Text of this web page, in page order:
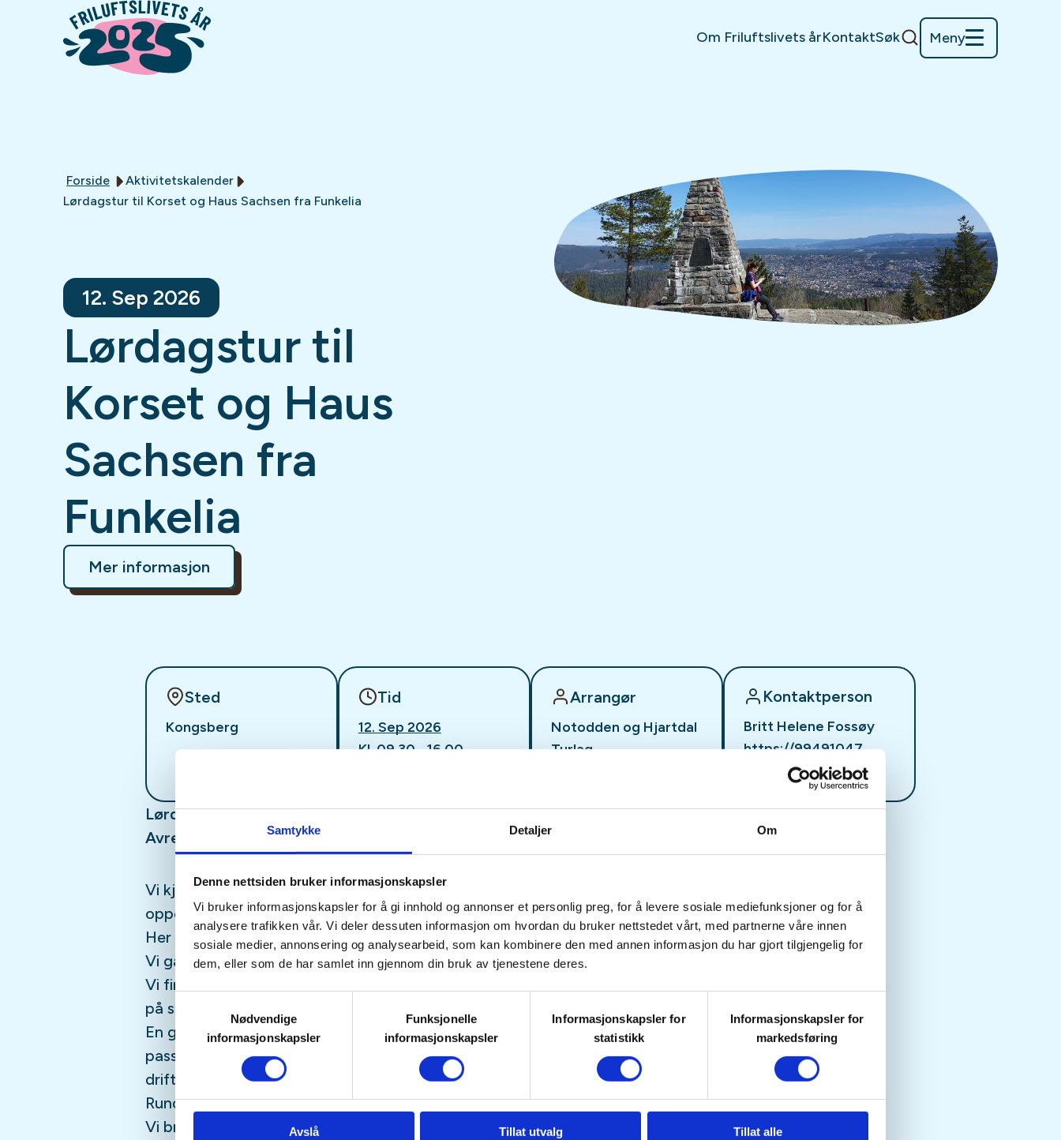
Samtykke Detaljer Om
Denne nettsiden bruker informasjonskapsler
Vi bruker informasjonskapsler for å gi innhold og annonser et personlig preg, for å levere sosiale mediefunksjoner og for å
analysere trafikken vår. Vi deler dessuten informasjon om hvordan du bruker nettstedet vårt, med partnerne våre innen
sosiale medier, annonsering og analysearbeid, som kan kombinere den med annen informasjon du har gjort tilgjengelig for
dem, eller som de har samlet inn gjennom din bruk av tjenestene deres.
Nødvendige
informasjonskapsler
Funksjonelle
informasjonskapsler
Informasjonskapsler for
statistikk
Informasjonskapsler for
markedsføring
Avslå Tillat utvalg Tillat alle
Om Friluftslivets årKontaktSøk Meny
Forside
Aktivitetskalender
Lørdagstur til Korset og Haus Sachsen fra Funkelia
12. Sep 2026
Lørdagstur til
Korset og Haus
Sachsen fra
Funkelia
Mer informasjon
Sted
Kongsberg
Tid
12. Sep 2026
Kl. 09.30 - 16.00
Arrangør
Notodden og Hjartdal
Turlag
Kontaktperson
Britt Helene Fossøy
https://99491047
bfosso@frisurf.no
Lørdag 12. september.
Avreise fra tursenteret i Heddalsvegen 34 kl. 9.30
Vi kjører til Funkelia på Kongsberg og starter rundturen
oppover langs Gamle Korsvei til Korset.
Her tar vi en kort stopp og nyter utsikten over Kongsberg.
Vi går videre via Kongens gruvehaug til Haus Sachsen.
Vi finner en fin rasteplass i dette området. Deretter nedover
på sti til Funkelia.
En ganske stor del av denne turen går på grusvei og vi
passerer mange kulturminner gruver, dammer og anlegg fra
driften av gruvene.
Runden er på ca. 9,3 km og har 400 meter stigning.
Vi bruker ca. 4 timer.